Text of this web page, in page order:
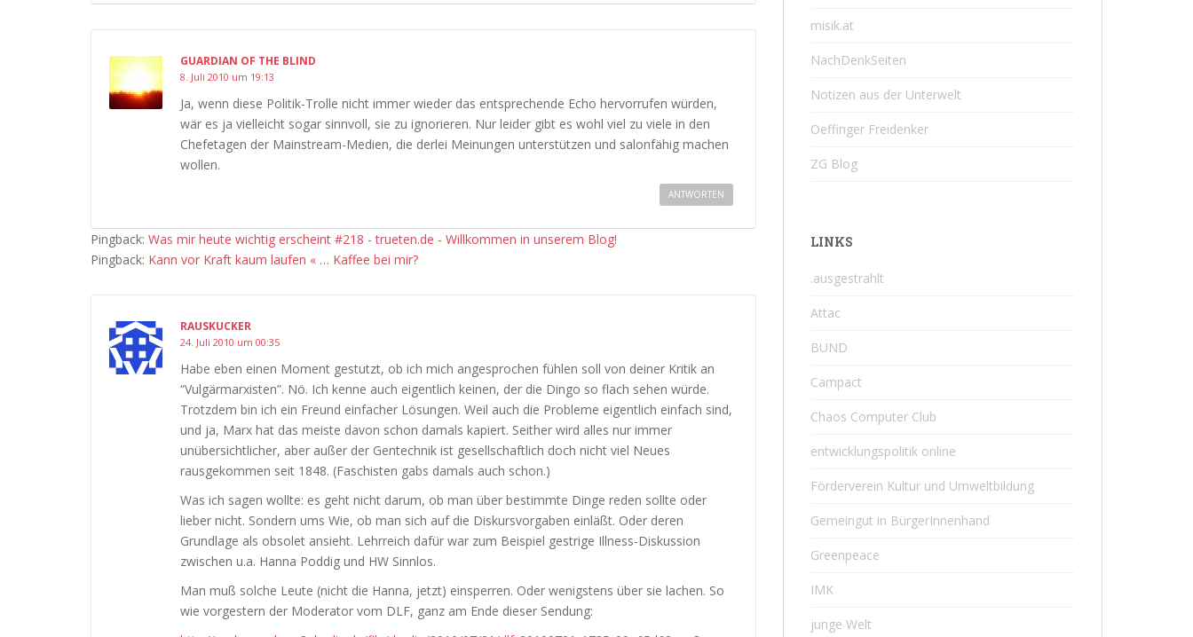
GUARDIAN OF THE BLIND
8. Juli 2010 um 19:13
Ja, wenn diese Politik-Trolle nicht immer wieder das entsprechende Echo hervorrufen würden,
wär es ja vielleicht sogar sinnvoll, sie zu ignorieren. Nur leider gibt es wohl viel zu viele in den
Chefetagen der Mainstream-Medien, die derlei Meinungen unterstützen und salonfähig machen
wollen.
ANTWORTEN
Pingback: Was mir heute wichtig erscheint #218 - trueten.de - Willkommen in unserem Blog!
Pingback: Kann vor Kraft kaum laufen « … Kaffee bei mir?
RAUSKUCKER
24. Juli 2010 um 00:35
Habe eben einen Moment gestutzt, ob ich mich angesprochen fühlen soll von deiner Kritik an
“Vulgärmarxisten”. Nö. Ich kenne auch eigentlich keinen, der die Dingo so flach sehen würde.
Trotzdem bin ich ein Freund einfacher Lösungen. Weil auch die Probleme eigentlich einfach sind,
und ja, Marx hat das meiste davon schon damals kapiert. Seither wird alles nur immer
unübersichtlicher, aber außer der Gentechnik ist gesellschaftlich doch nicht viel Neues
rausgekommen seit 1848. (Faschisten gabs damals auch schon.)
Was ich sagen wollte: es geht nicht darum, ob man über bestimmte Dinge reden sollte oder
lieber nicht. Sondern ums Wie, ob man sich auf die Diskursvorgaben einläßt. Oder deren
Grundlage als obsolet ansieht. Lehrreich dafür war zum Beispiel gestrige Illness-Diskussion
zwischen u.a. Hanna Poddig und HW Sinnlos.
Man muß solche Leute (nicht die Hanna, jetzt) einsperren. Oder wenigstens über sie lachen. So
wie vorgestern der Moderator vom DLF, ganz am Ende dieser Sendung:
misik.at
NachDenkSeiten
Notizen aus der Unterwelt
Oeffinger Freidenker
ZG Blog
LINKS
.ausgestrahlt
Attac
BUND
Campact
Chaos Computer Club
entwicklungspolitik online
Förderverein Kultur und Umweltbildung
Gemeingut in BürgerInnenhand
Greenpeace
IMK
junge Welt